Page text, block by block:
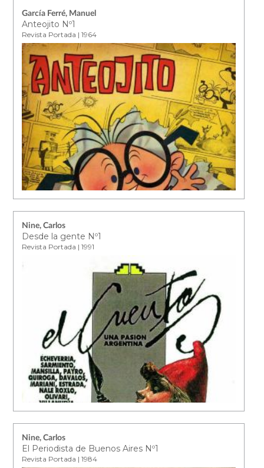
García Ferré, Manuel
Anteojito Nº1
Revista Portada | 1964
Nine, Carlos
Desde la gente Nº1
Revista Portada | 1991
Nine, Carlos
El Periodista de Buenos Aires Nº1
Revista Portada | 1984